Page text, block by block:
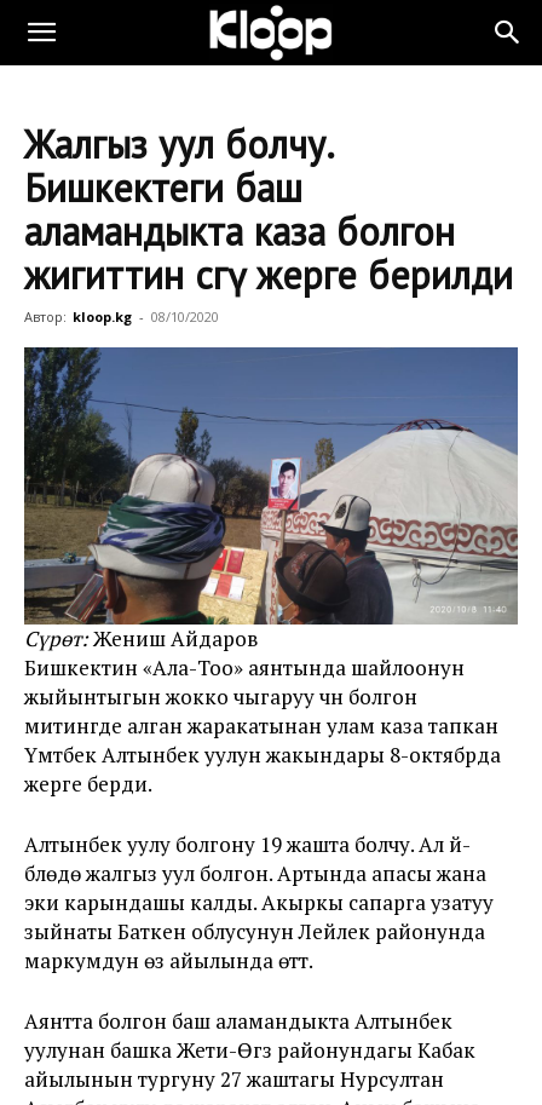
Жалгыз уул болчу.
Бишкектеги баш
аламандыкта каза болгон
жигиттин сөөгү жерге берилди
Автор: kloop.kg - 08/10/2020
Сүрөт:Жениш Айдаров
Бишкектин «Ала-Тоо» аянтында шайлоонун
жыйынтыгын жокко чыгаруу үчүн болгон
митингде алган жаракатынан улам каза тапкан
Үмүтбек Алтынбек уулун жакындары 8-октябрда
жерге берди.
Алтынбек уулу болгону 19 жашта болчу. Ал үй-
бүлөдө жалгыз уул болгон. Артында апасы жана
эки карындашы калды. Акыркы сапарга узатуу
зыйнаты Баткен облусунун Лейлек районунда
маркумдун өз айылында өттү.
Аянтта болгон баш аламандыкта Алтынбек
уулунан башка Жети-Өгүз районундагы Кабак
айылынын тургуну 27 жаштагы Нурсултан